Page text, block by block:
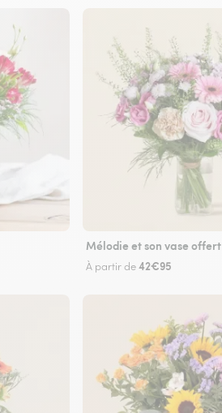
Mélodie et son vase offert
À partir de42€95